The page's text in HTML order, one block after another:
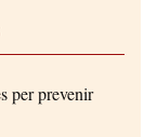
per prevenir